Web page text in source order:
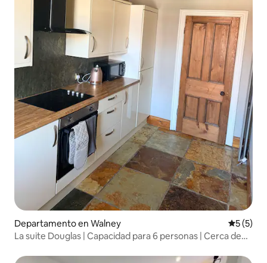
Departamento en Walney
5 (5)
La suite Douglas | Capacidad para 6 personas | Cerca de